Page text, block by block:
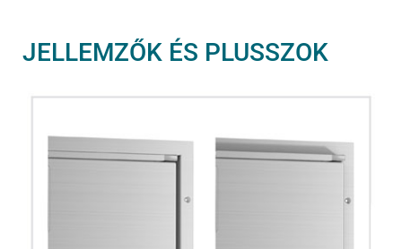
JELLEMZŐK ÉS PLUSSZOK